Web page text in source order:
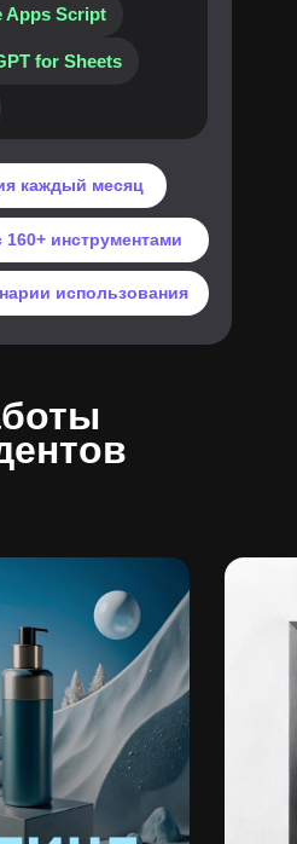
Apps Script
for Sheets
каждый месяц
160+ инструментами
использования